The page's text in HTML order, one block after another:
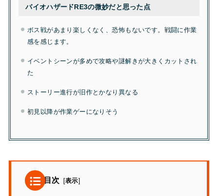
バイオハザードRE3の微妙だと思った点
ボス戦があまり楽しくなく、恐怖もないです。戦闘に作業
感を感じます。
イベントシーンが多めで攻略や謎解きが大きくカットされ
た
ストーリー進行が旧作とかなり異なる
初見以降が作業ゲーになりそう
目次 [表示]